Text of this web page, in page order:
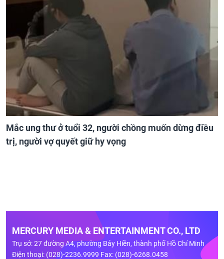
Mắc ung thư ở tuổi 32, người chồng muốn dừng điều
trị, người vợ quyết giữ hy vọng
MERCURY MEDIA & ENTERTAINMENT CO., LTD
Trụ sở: 27 đường A4, phường Bảy Hiền, thành phố Hồ Chí Minh
Điện thoại: (028)-2236.9999 Fax: (028)-6268.0458